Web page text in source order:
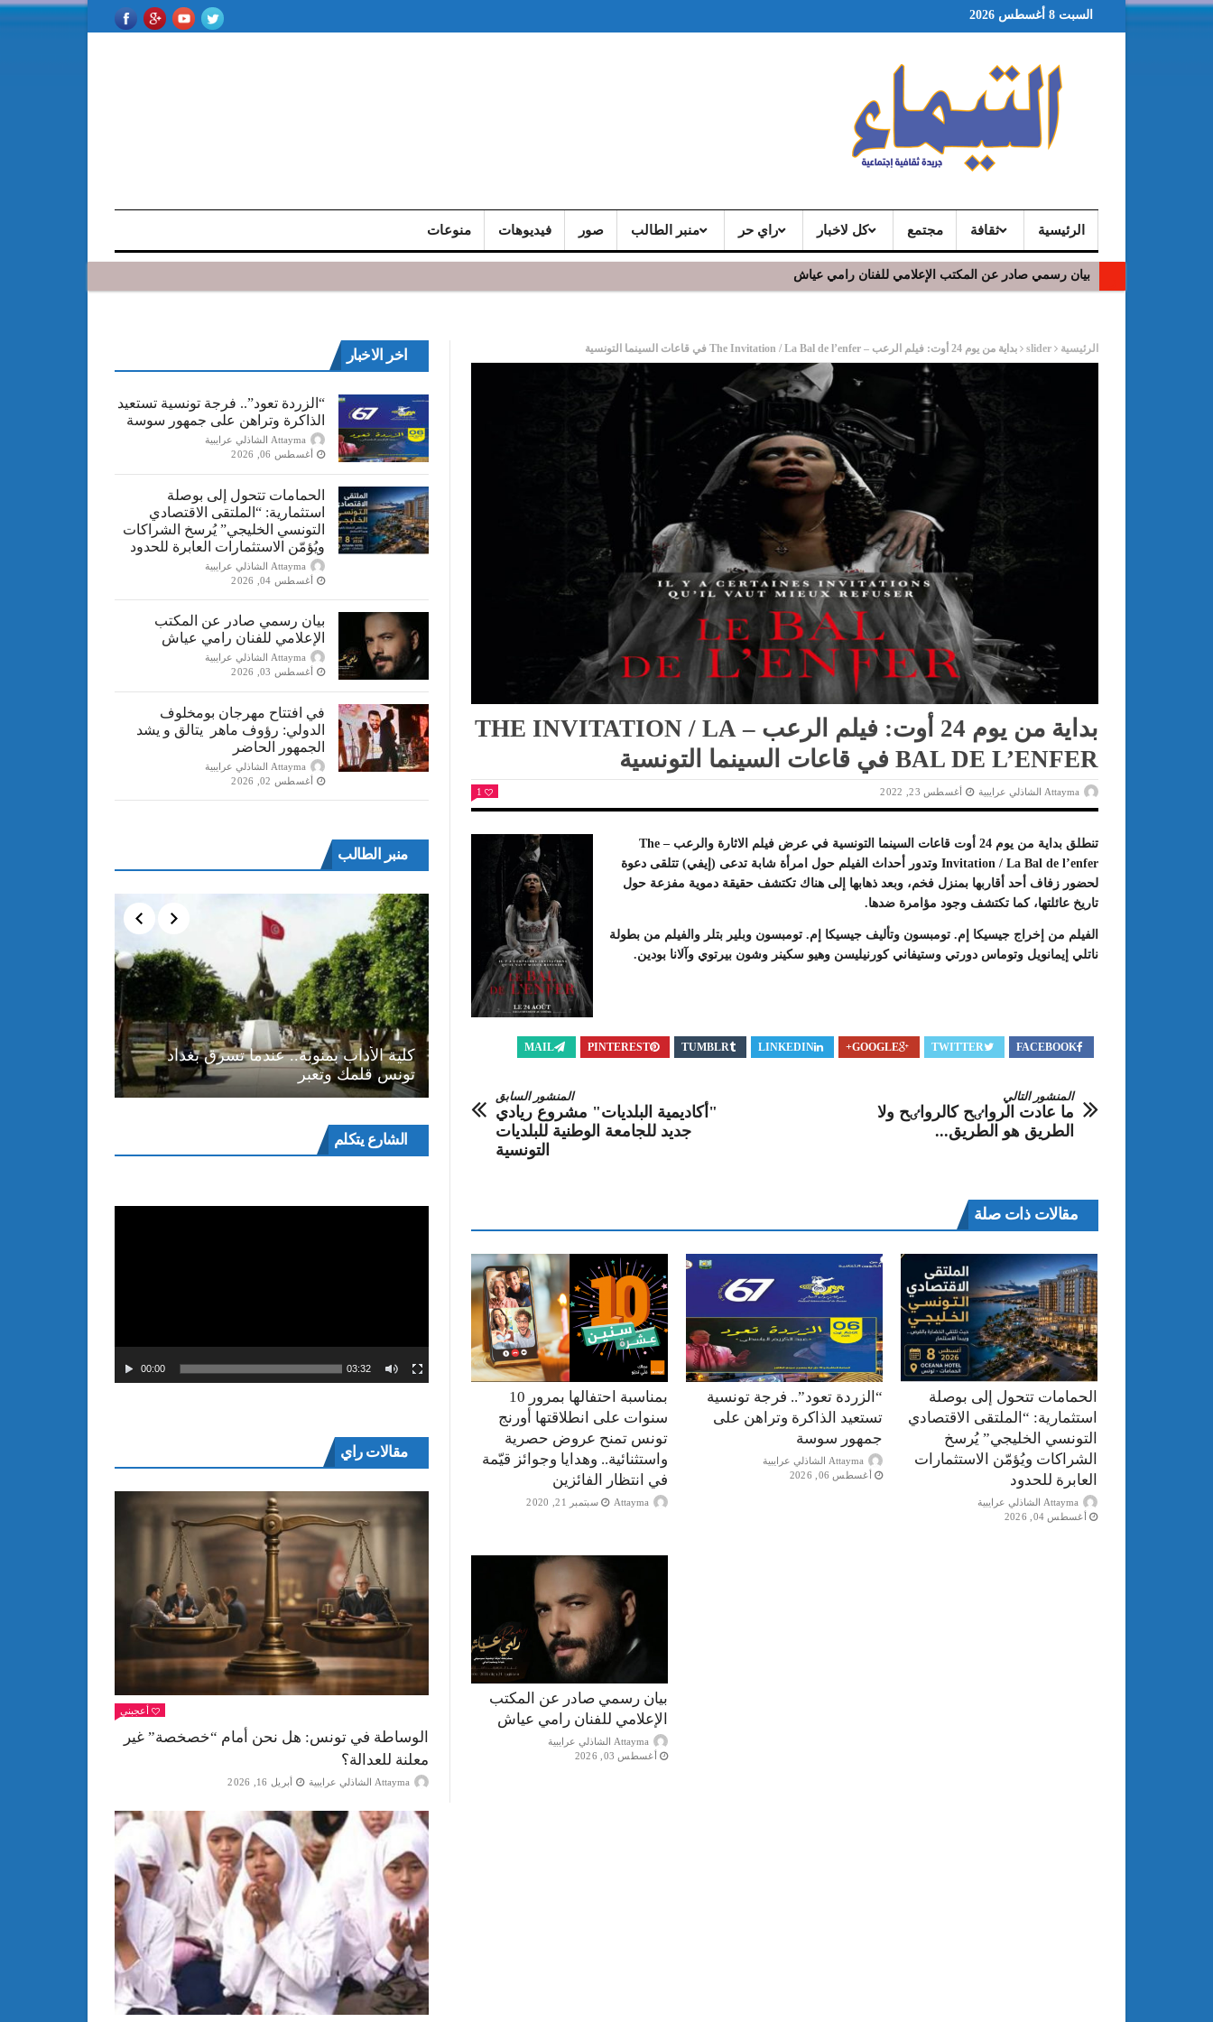
السبت 8 أغسطس 2026
الرئيسية ثقافة مجتمع كل لاخبار راي حر منبر الطالب صور فيديوهات منوعات
بيان رسمي صادر عن المكتب الإعلامي للفنان رامي عياش
الرئيسية slider بداية من يوم 24 أوت: فيلم الرعب – The Invitation / La Bal de l’enfer في قاعات السينما التونسية
بداية من يوم 24 أوت: فيلم الرعب – THE INVITATION / LA
BAL DE L’ENFER في قاعات السينما التونسية
Attayma الشاذلي عرايبية أغسطس 23, 2022 1
تنطلق بداية من يوم 24 أوت قاعات السينما التونسية في عرض فيلم الاثارة والرعب – The
Invitation / La Bal de l’enfer وتدور أحداث الفيلم حول امرأة شابة تدعى (إيفي) تتلقى دعوة
لحضور زفاف أحد أقاربها بمنزل فخم، وبعد ذهابها إلى هناك تكتشف حقيقة دموية مفزعة حول
تاريخ عائلتها، كما تكتشف وجود مؤامرة ضدها.
الفيلم من ﺇﺧﺮاﺝ جيسيكا إم. تومبسون وﺗﺄﻟﻴﻒ جيسيكا إم. تومبسون وبلير بتلر والفيلم من بطولة
ناتلي إيمانويل وتوماس دورتي وستيفاني كورنيليسن وهيو سكينر وشون بيرتوي وآلانا بودين.
FACEBOOK
TWITTER
GOOGLE+
LINKEDIN
TUMBLR
PINTEREST
MAIL
المنشور السابق
"أكاديمية البلديات" مشروع ريادي
جديد للجامعة الوطنية للبلديات
التونسية
المنشور التالي
ما عادت الرواٸح كالرواٸح ولا
الطريق هو الطريق...
مقالات ذات صلة
بمناسبة احتفالها بمرور 10
سنوات على انطلاقتها أورنج
تونس تمنح عروض حصرية
واستثنائية.. وهدايا وجوائز قيّمة
في انتظار الفائزين
Attayma سبتمبر 21, 2020
“الزردة تعود”.. فرجة تونسية
تستعيد الذاكرة وتراهن على
جمهور سوسة
Attayma الشاذلي عرايبية
أغسطس 06, 2026
الحمامات تتحول إلى بوصلة
استثمارية: “الملتقى الاقتصادي
التونسي الخليجي” يُرسخ
الشراكات ويُؤمّن الاستثمارات
العابرة للحدود
Attayma الشاذلي عرايبية
أغسطس 04, 2026
بيان رسمي صادر عن المكتب
الإعلامي للفنان رامي عياش
Attayma الشاذلي عرايبية
أغسطس 03, 2026
اخر الاخبار
“الزردة تعود”.. فرجة تونسية تستعيد
الذاكرة وتراهن على جمهور سوسة
Attayma الشاذلي عرايبية
أغسطس 06, 2026
الحمامات تتحول إلى بوصلة
استثمارية: “الملتقى الاقتصادي
التونسي الخليجي” يُرسخ الشراكات
ويُؤمّن الاستثمارات العابرة للحدود
Attayma الشاذلي عرايبية
أغسطس 04, 2026
بيان رسمي صادر عن المكتب
الإعلامي للفنان رامي عياش
Attayma الشاذلي عرايبية
أغسطس 03, 2026
في افتتاح مهرجان بومخلوف
الدولي: رؤوف ماهر يتالق و يشد
الجمهور الحاضر
Attayma الشاذلي عرايبية
أغسطس 02, 2026
منبر الطالب
كلية الأداب بمنوبة.. عندما تسرق بغداد
تونس قلمك وتعبر
المسرح الجامعي يقود رواده إلى الملتقيات
عبد الستار الخليفي: مهم جدا أن يتواصل
الملتقى الدولي الحسين بوزيان للمسرح
الدورة 24 للمعرض الجامعي تحت
إلى التميّز”
الشارع يتكلممشغل
الفيديو
00:00 03:32
مقالات راي
أعجبني
الوساطة في تونس: هل نحن أمام “خصخصة” غير
معلنة للعدالة؟
Attayma الشاذلي عرايبية أبريل 16, 2026